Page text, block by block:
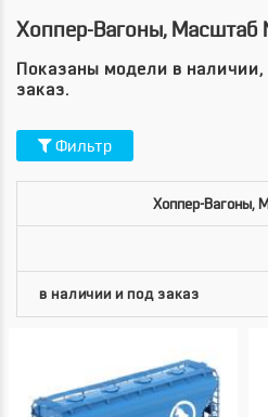
Хоппер-Вагоны, Масштаб
Показаны модели в
заказ.
Фильтр
Хоппер-Вагоны,